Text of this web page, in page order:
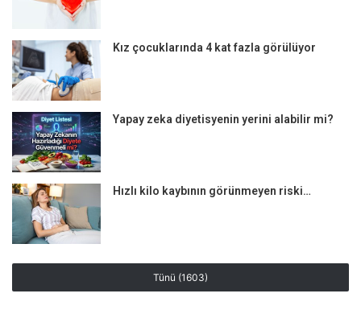
6- Yorgunluk ve halsizlik
Nadiren görülen belirtiler;
• Sebebi bilinmeyen demir eksikliği anemisi
• Osteoporoz (Kemik erimesi ve kemik kaybı)
• Ciltte kaşıntı ve döküntü
• Ağız içi yaralar
• Baş ağrısı ve baş dönmesi
Kız çocuklarında 4 kat fazla görülüyor
Yapay zeka diyetisyenin yerini alabilir mi?
Hızlı kilo kaybının görünmeyen riski…
Tünü (1603)